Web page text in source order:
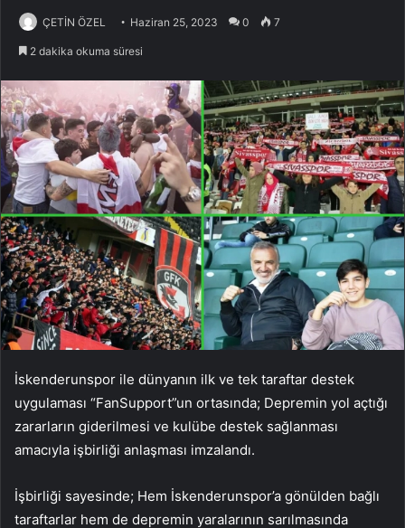
ÇETİN ÖZEL Haziran 25, 2023 0 7
2 dakika okuma süresi
İskenderunspor ile dünyanın ilk ve tek taraftar destek
uygulaması “FanSupport”un ortasında; Depremin yol açtığı
zararların giderilmesi ve kulübe destek sağlanması
amacıyla işbirliği anlaşması imzalandı.
İşbirliği sayesinde; Hem İskenderunspor’a gönülden bağlı
taraftarlar hem de depremin yaralarının sarılmasında